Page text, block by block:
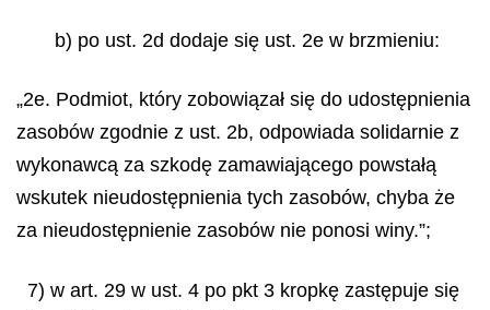
b) po ust. 2d dodaje się ust. 2e w brzmieniu:
„2e. Podmiot, który zobowiązał się do udostępnienia
zasobów zgodnie z ust. 2b, odpowiada solidarnie z
wykonawcą za szkodę zamawiającego powstałą
wskutek nieudostępnienia tych zasobów, chyba że
za nieudostępnienie zasobów nie ponosi winy.”;
7) w art. 29 w ust. 4 po pkt 3 kropkę zastępuje się